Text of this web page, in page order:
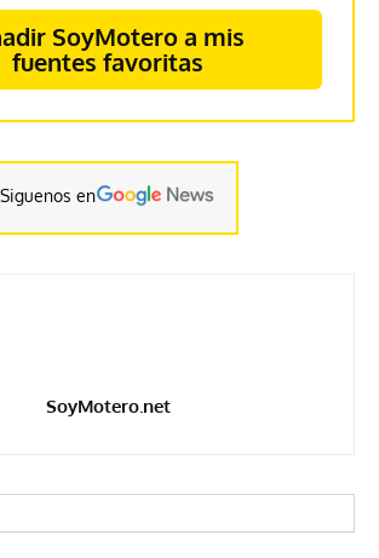
SoyMotero a mis
fuentes favoritas
Siguenos en
SoyMotero.net